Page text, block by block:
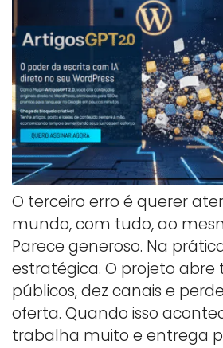
O terceiro erro é querer
mundo, com tudo, ao
Parece generoso. Na
estratégica. O projeto abre
públicos, dez canais e
oferta. Quando isso
trabalha muito e entrega